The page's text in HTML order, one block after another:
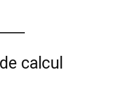
calcul